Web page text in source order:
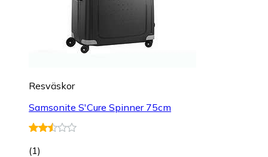
Resväskor
Samsonite S'Cure Spinner 75cm
(1)